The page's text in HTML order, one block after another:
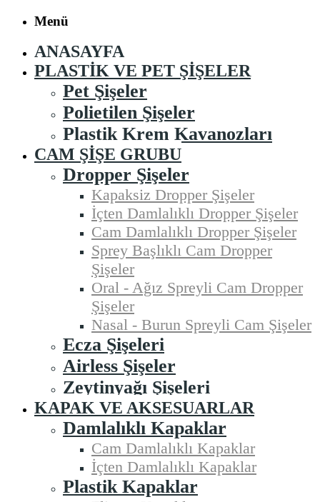
Menü
ANASAYFA
PLASTIK VE PET ŞIŞELER
Pet Şişeler
Polietilen Şişeler
Plastik Krem Kavanozları
CAM ŞIŞE GRUBU
Dropper Şişeler
Kapaksiz Dropper Şişeler
İçten Damlalıklı Dropper Şişeler
Cam Damlalıklı Dropper Şişeler
Sprey Başlıklı Cam Dropper
Şişeler
Oral - Ağız Spreyli Cam Dropper
Şişeler
Nasal - Burun Spreyli Cam Şişeler
Ecza Şişeleri
Airless Şişeler
Zeytinyağı Şişeleri
KAPAK VE AKSESUARLAR
Damlalıklı Kapaklar
Cam Damlalıklı Kapaklar
İçten Damlalıklı Kapaklar
Plastik Kapaklar